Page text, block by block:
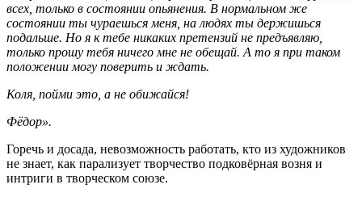
всех, только в состоянии опьянения. В нормальном же
состоянии ты чураешься меня, на людях ты держишься
подальше. Но я к тебе никаких претензий не предъявляю,
только прошу тебя ничего мне не обещай. А то я при таком
положении могу поверить и ждать.
Коля, пойми это, а не обижайся!
Фёдор».
Горечь и досада, невозможность работать, кто из художников
не знает, как парализует творчество подковёрная возня и
интриги в творческом союзе.